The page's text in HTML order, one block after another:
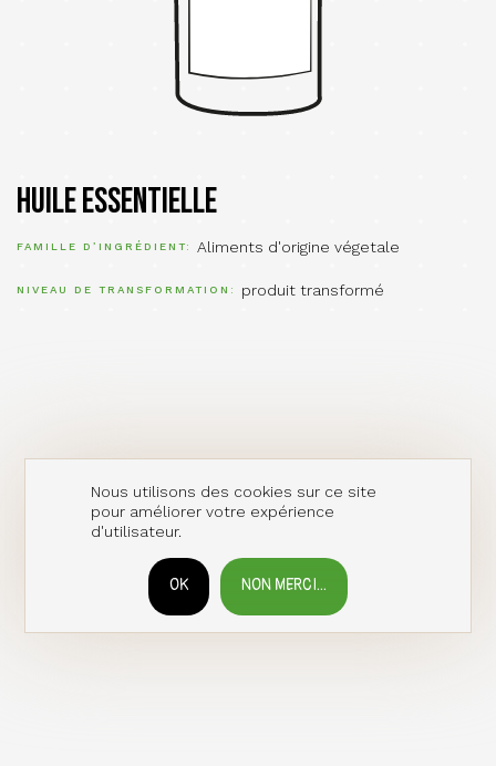
Huile essentielle
FAMILLE D’INGRÉDIENT Aliments d'origine végetale
NIVEAU DE TRANSFORMATION produit transformé
Nous utilisons des cookies sur ce site
pour améliorer votre expérience
d'utilisateur.
NON MERCI...
OK
RETIRER LE CONSENTEMENT